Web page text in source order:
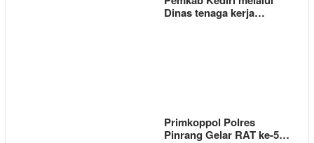
Dinas tenaga kerja…
Primkoppol Polres
Pinrang Gelar RAT ke-5…